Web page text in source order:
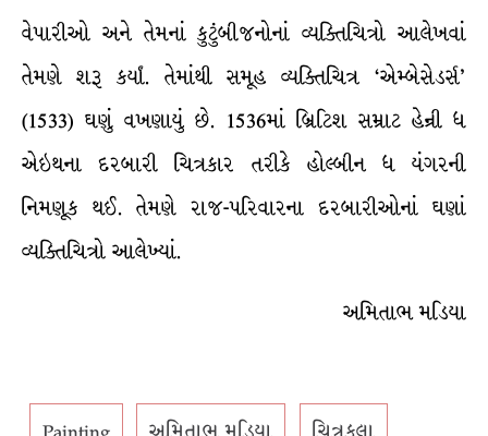
વેપારીઓ અને તેમનાં કુટુંબીજનોનાં વ્યક્તિચિત્રો આલેખવાં
તેમણે શરૂ કર્યાં. તેમાંથી સમૂહ વ્યક્તિચિત્ર ‘એમ્બેસેડર્સ’
(1533) ઘણું વખણાયું છે. 1536માં બ્રિટિશ સમ્રાટ હેન્રી ધ
એઇથના દરબારી ચિત્રકાર તરીકે હોલ્બીન ધ યંગરની
નિમણૂક થઈ. તેમણે રાજ-પરિવારના દરબારીઓનાં ઘણાં
વ્યક્તિચિત્રો આલેખ્યાં.
અમિતાભ મડિયા